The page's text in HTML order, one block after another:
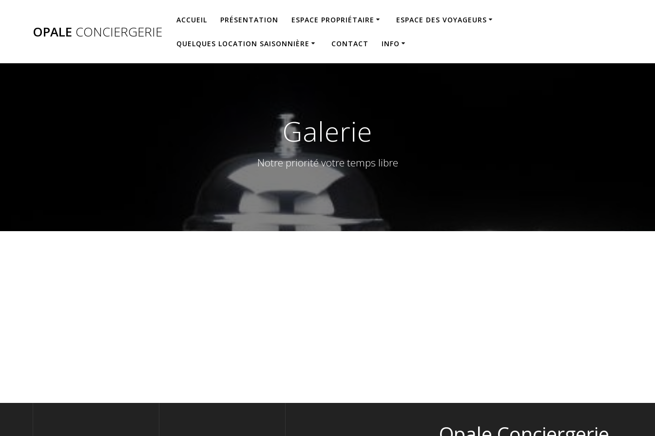
OPALE CONCIERGERIE
ACCUEIL PRÉSENTATION ESPACE PROPRIÉTAIRE ESPACE DES VOYAGEURS
QUELQUES LOCATION SAISONNIÈRE CONTACT INFO
Galerie
Notre priorité votre temps libre